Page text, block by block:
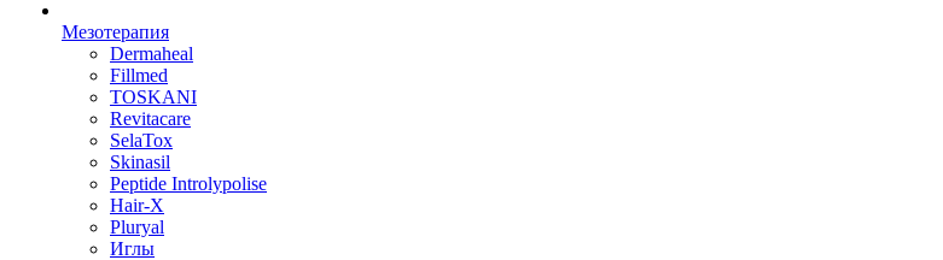
Мезотерапия
Dermaheal
Fillmed
TOSKANI
Revitacare
SelaTox
Skinasil
Peptide Introlypolise
Hair-X
Pluryal
Иглы